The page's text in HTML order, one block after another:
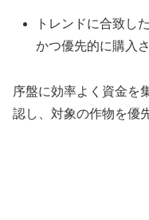
トレンドに合致し
かつ優先的に購入
序盤に効率よく資金を
認し、対象の作物を優